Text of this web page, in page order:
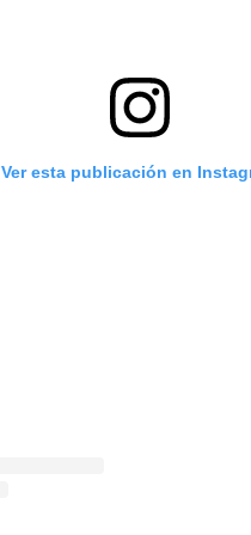
Ver esta publicación en